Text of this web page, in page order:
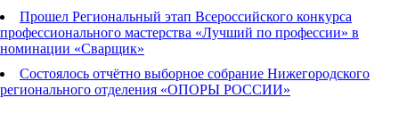
Прошел Региональный этап Всероссийского конкурса
профессионального мастерства «Лучший по профессии» в
номинации «Сварщик»
Состоялось отчётно выборное собрание Нижегородского
регионального отделения «ОПОРЫ РОССИИ»